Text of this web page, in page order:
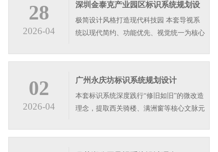
28
2026-04
深圳金泰克产业园区标识系统规划设
计
极简设计风格打造现代科技园 本套导视系
统以现代简约、功能优先、视觉统一为核心
空间。系统遵循人车导视逻辑，分级设置停
车场立牌、信息宣传栏、立式导视…
02
2026-04
广州永庆坊标识系统规划设计
本套标识系统深度践行“修旧如旧”的微改造
理念，提取西关骑楼、满洲窗等核心文脉元